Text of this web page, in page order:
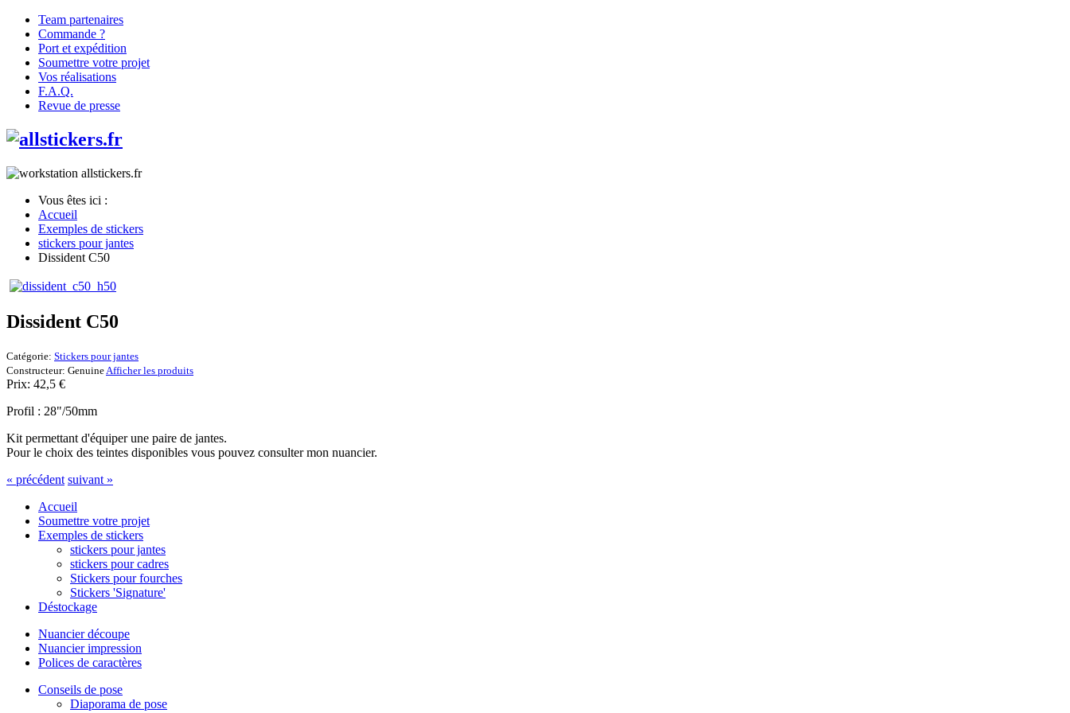
Team partenaires
Commande ?
Port et expédition
Soumettre votre projet
Vos réalisations
F.A.Q.
Revue de presse
Vous êtes ici :
Accueil
Exemples de stickers
stickers pour jantes
Dissident C50
Dissident C50
Catégorie: Stickers pour jantes
Constructeur: Genuine Afficher les produits
Prix: 42,5 €
Profil : 28"/50mm
Kit permettant d'équiper une paire de jantes.
Pour le choix des teintes disponibles vous pouvez consulter mon nuancier.
« précédent suivant »
Accueil
Soumettre votre projet
Exemples de stickers
stickers pour jantes
stickers pour cadres
Stickers pour fourches
Stickers 'Signature'
Déstockage
Nuancier découpe
Nuancier impression
Polices de caractères
Conseils de pose
Diaporama de pose